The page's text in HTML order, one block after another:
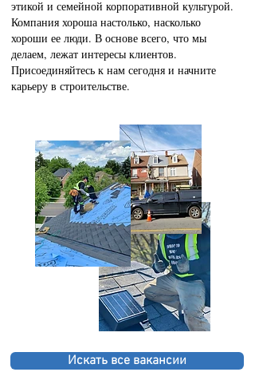
этикой и семейной корпоративной культурой.
Компания хороша настолько, насколько
хороши ее люди. В основе всего, что мы
делаем, лежат интересы клиентов.
Присоединяйтесь к нам сегодня и начните
карьеру в строительстве.
Искать все вакансии